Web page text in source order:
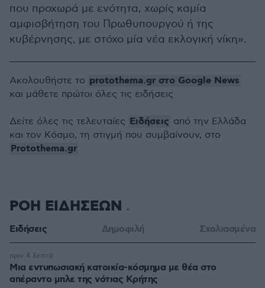
που προχωρά με ενότητα, χωρίς καμία
αμφισβήτηση του Πρωθυπουργού ή της
κυβέρνησης, με στόχο μία νέα εκλογική νίκη».
Ακολουθήστε το protothema.gr στο Google News
και μάθετε πρώτοι όλες τις ειδήσεις
Δείτε όλες τις τελευταίες Ειδήσεις από την Ελλάδα
και τον Κόσμο, τη στιγμή που συμβαίνουν, στο
Protothema.gr
ΡΟΗ ΕΙΔΗΣΕΩΝ
Ειδήσεις Δημοφιλή Σχολιασμένα
Μια εντυπωσιακή κατοικία-κόσμημα με θέα στο
απέραντο μπλε της νότιας Κρήτης
πριν 4 λεπτά